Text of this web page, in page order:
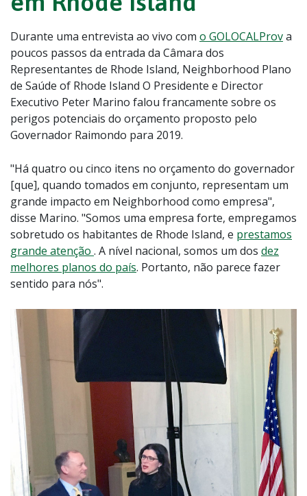
Durante uma entrevista ao vivo com o GOLOCALProva
poucos passos da entrada da Câmara dos
Representantes de Rhode Island, Neighborhood Plano
de Saúde of Rhode Island O Presidente e Director
Executivo Peter Marino falou francamente sobre os
perigos potenciais do orçamento proposto pelo
Governador Raimondo para 2019.
"Há quatro ou cinco itens no orçamento do governador
[que], quando tomados em conjunto, representam um
grande impacto em Neighborhood como empresa",
disse Marino. "Somos uma empresa forte, empregamos
sobretudo os habitantes de Rhode Island, e prestamos
grande atenção . A nível nacional, somos um dos dez
melhores planos do país. Portanto, não parece fazer
sentido para nós".